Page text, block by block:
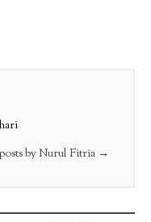
by Nurul Fitria →